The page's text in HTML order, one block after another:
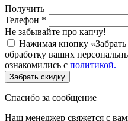
Получить
Телефон *
Не забывайте про капчу!
Нажимая кнопку «Забрать
обработку ваших
ознакомились с политикой.
Забрать скидку
Спасибо за сообщение
Наш менеджер свяжется с